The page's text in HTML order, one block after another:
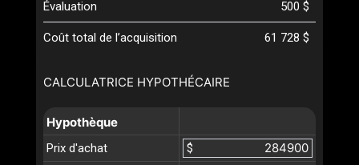
CALCULATRICE HYPOTHÉCAIRE
Hypothèque
Prix d'achat
$
Évaluation
500 $
Coût total de l’acquisition 61 728 $